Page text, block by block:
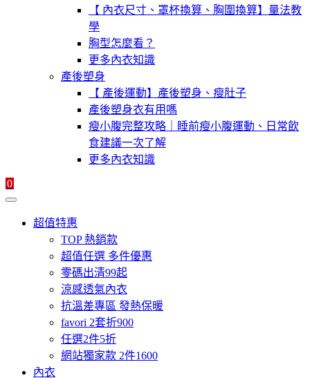
【 內衣尺寸、罩杯換算、胸圍換算】量法教
學
胸型怎麼看？
更多內衣知識
產後塑身
【 產後運動】產後塑身、瘦肚子
產後塑身衣有用嗎
瘦小腹完整攻略｜睡前瘦小腹運動、日常飲
食建議一次了解
更多內衣知識
0
超值特惠
TOP 熱銷款
超值任選 多件優惠
零碼出清99起
涼感透氣內衣
抗溫差專區 發熱保暖
favori 2套折900
任選2件5折
網站獨家款 2件1600
內衣